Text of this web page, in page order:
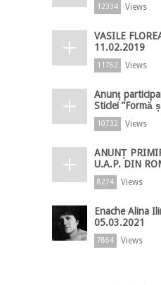
12334 Views
VASILE
11.02.2019
11762 Views
Anunț
Sticlei ”Formă
10732 Views
ANUNȚ
U.A.P. DIN
8274 Views
Enache Alina
05.03.2021
7864 Views